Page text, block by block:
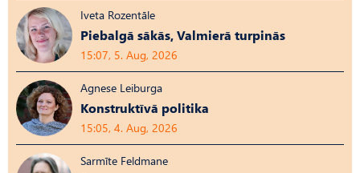
Iveta Rozentāle
Piebalgā sākās, Valmierā turpinās
15:07, 5. Aug, 2026
Agnese Leiburga
Konstruktīvā politika
15:05, 4. Aug, 2026
Sarmīte Feldmane